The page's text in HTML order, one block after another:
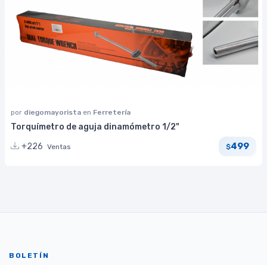
por diegomayorista en Ferretería
Torquímetro de aguja dinamómetro 1/2"
+226 Ventas $499
BOLETÍN